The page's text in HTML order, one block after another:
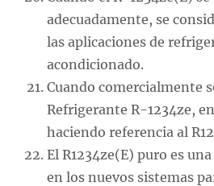
adecuadamente, se
las aplicaciones de
acondicionado.
Cuando comercialmente
Refrigerante R-1234ze,
haciendo referencia al
El R1234ze(E) puro es
en los nuevos sistemas